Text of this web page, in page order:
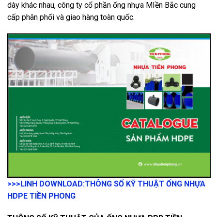
dày khác nhau, công ty cổ phần ống nhựa MIền Bắc cung
cấp phân phối và giao hàng toàn quốc.
>>>LINH DOWNLOAD:THÔNG SỐ KỸ THUẬT ỐNG NHỰA
HDPE TIỀN PHONG